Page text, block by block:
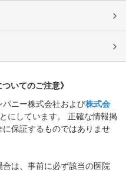
いてのご注意》
ニー株式会社および株式会
にしています。 正確な情報掲
保証するものではありませ
は、事前に必ず該当の医院